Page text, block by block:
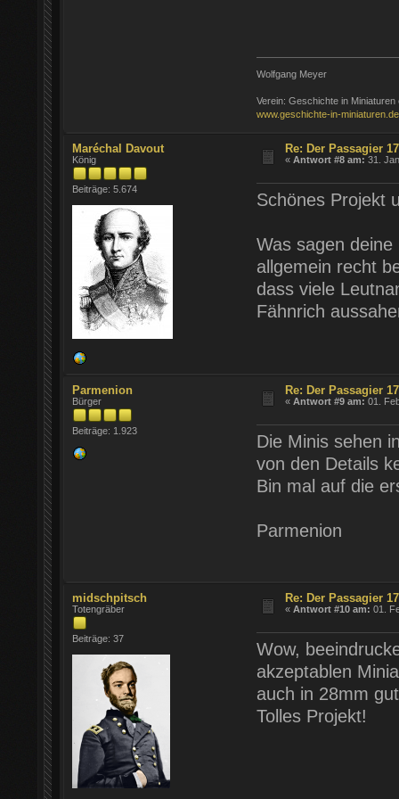
Wolfgang Meyer
Verein: Geschichte in Miniaturen
www.geschichte-in-miniaturen.de
Maréchal Davout
König
Beiträge: 5.674
Re: Der Passagier
«Antwort #8 am: 31.
Schönes Projekt
Was sagen
allgemein recht
dass viele
Fähnrich
Parmenion
Bürger
Beiträge: 1.923
Re: Der Passagier
«Antwort #9 am: 01.
Die Minis sehen
von den Details
Bin mal auf die
Parmenion
midschpitsch
Totengräber
Beiträge: 37
Re: Der Passagier
«Antwort #10 am: 01.
Wow,
akzeptablen
auch in 28mm
Tolles Projekt!